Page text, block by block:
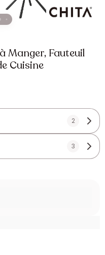
Manger, Fauteuil
Cuisine
2
3